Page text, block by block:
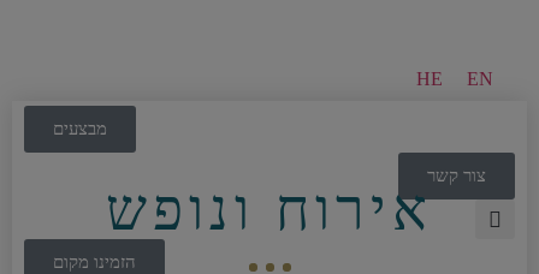
EN
HE
מבצעים
צור קשר
הזמינו מקום
אירוח ונופש